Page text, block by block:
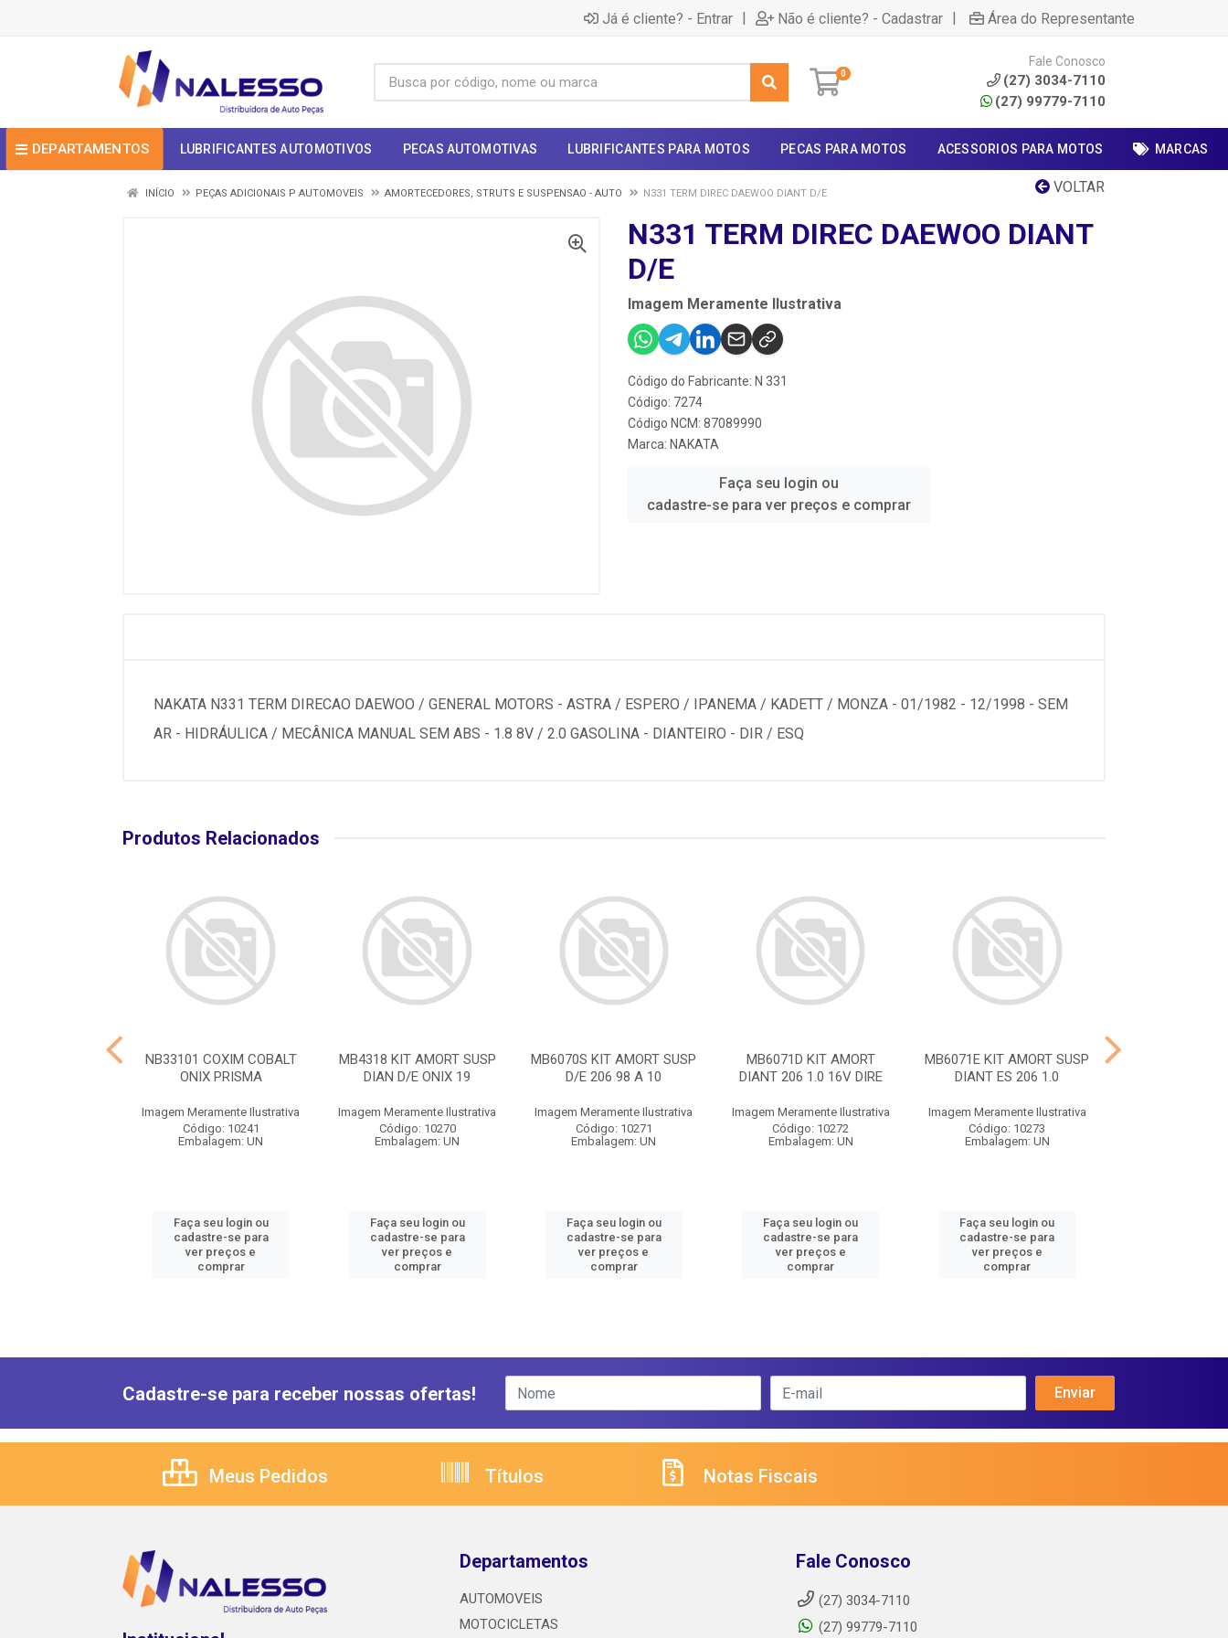
Já é cliente? - Entrar | Não é cliente? - Cadastrar | Área do Representante
0
Fale Conosco
(27) 3034-7110
(27) 99779-7110
DEPARTAMENTOS LUBRIFICANTES AUTOMOTIVOS PECAS AUTOMOTIVAS LUBRIFICANTES PARA MOTOS PECAS PARA MOTOS ACESSORIOS PARA MOTOS MARCAS
VOLTAR
INÍCIO PEÇAS ADICIONAIS P AUTOMOVEIS AMORTECEDORES, STRUTS E SUSPENSAO - AUTO N331 TERM DIREC DAEWOO DIANT D/E
N331 TERM DIREC DAEWOO DIANT
D/E
Imagem Meramente Ilustrativa
Código do Fabricante: N 331
Código: 7274
Código NCM: 87089990
Marca: NAKATA
Faça seu login ou
cadastre-se para ver preços e comprar
NAKATA N331 TERM DIRECAO DAEWOO / GENERAL MOTORS - ASTRA / ESPERO / IPANEMA / KADETT / MONZA - 01/1982 - 12/1998 - SEM
AR - HIDRÁULICA / MECÂNICA MANUAL SEM ABS - 1.8 8V / 2.0 GASOLINA - DIANTEIRO - DIR / ESQ
Produtos Relacionados
NB33101 COXIM COBALT
ONIX PRISMA
Imagem Meramente Ilustrativa
Código: 10241
Embalagem: UN
Faça seu login ou
cadastre-se para
ver preços e
comprar
MB4318 KIT AMORT SUSP
DIAN D/E ONIX 19
Imagem Meramente Ilustrativa
Código: 10270
Embalagem: UN
Faça seu login ou
cadastre-se para
ver preços e
comprar
MB6070S KIT AMORT SUSP
D/E 206 98 A 10
Imagem Meramente Ilustrativa
Código: 10271
Embalagem: UN
Faça seu login ou
cadastre-se para
ver preços e
comprar
MB6071D KIT AMORT
DIANT 206 1.0 16V DIRE
Imagem Meramente Ilustrativa
Código: 10272
Embalagem: UN
Faça seu login ou
cadastre-se para
ver preços e
comprar
MB6071E KIT AMORT SUSP
DIANT ES 206 1.0
Imagem Meramente Ilustrativa
Código: 10273
Embalagem: UN
Faça seu login ou
cadastre-se para
ver preços e
comprar
Cadastre-se para receber nossas ofertas!
Meus Pedidos Títulos Notas Fiscais
Departamentos
AUTOMOVEIS
MOTOCICLETAS
Fale Conosco
(27) 3034-7110
(27) 99779-7110